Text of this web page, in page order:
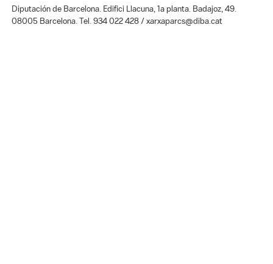
Diputación de Barcelona. Edifici Llacuna, 1a planta. Badajoz, 49.
08005 Barcelona. Tel. 934 022 428 / xarxaparcs@diba.cat